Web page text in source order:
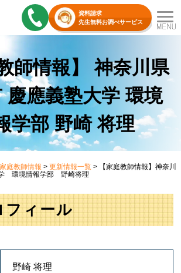
資料請求
先生無料お調べサービス
師情報】 神奈川県
慶應義塾大学 環境
学部 野崎 将理
庭教師情報 > 更新情報一覧 >
【家庭教師情報】神奈川
環境情報学部 野崎将理
フィール
野崎 将理